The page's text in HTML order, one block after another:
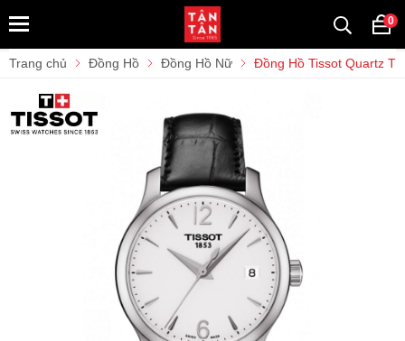
0
Trang chủ Đồng Hồ Đồng Hồ Nữ Đồng Hồ Tissot Quartz